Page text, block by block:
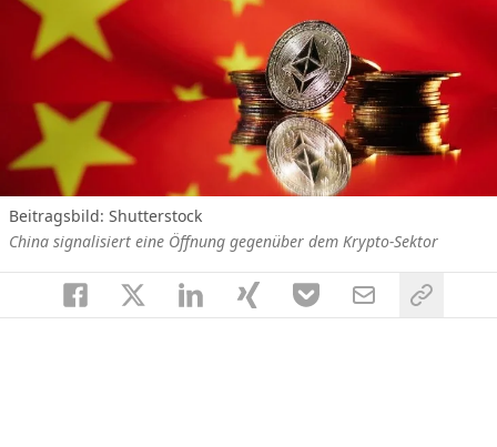
Beitragsbild: Shutterstock
China signalisiert eine Öffnung gegenüber dem Krypto-Sektor